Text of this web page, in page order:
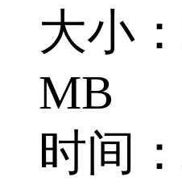
大小
MB
时间